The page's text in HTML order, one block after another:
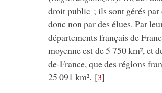
droit public ; ils sont gérés par
donc non par des élues. Par
départements français de
moyenne est de 5 750 km², et
de-France, que des régions
25 091 km². [3]